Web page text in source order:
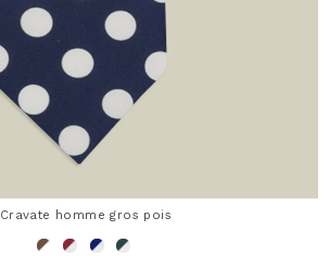
Cravate homme gros pois